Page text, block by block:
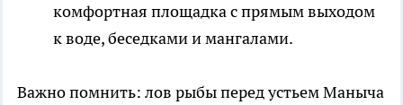
комфортная площадка с прямым выходом
к воде, беседками и мангалами.
Важно помнить: лов рыбы перед устьем Маныча